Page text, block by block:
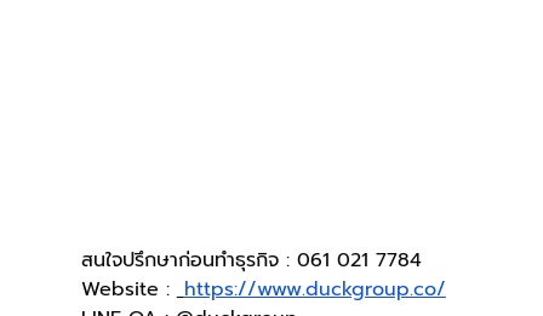
สนใจปรึกษาก่อนทำธุรกิจ : 061 021 7784
Website : https://www.duckgroup.co/